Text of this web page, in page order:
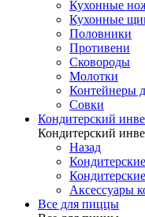
Кухонные
Кухонные
Половники
Противени
Сковороды
Молотки
Контейнеры
Совки
Кондитерский
Кондитерский
Назад
Аксессуары
Все для пиццы